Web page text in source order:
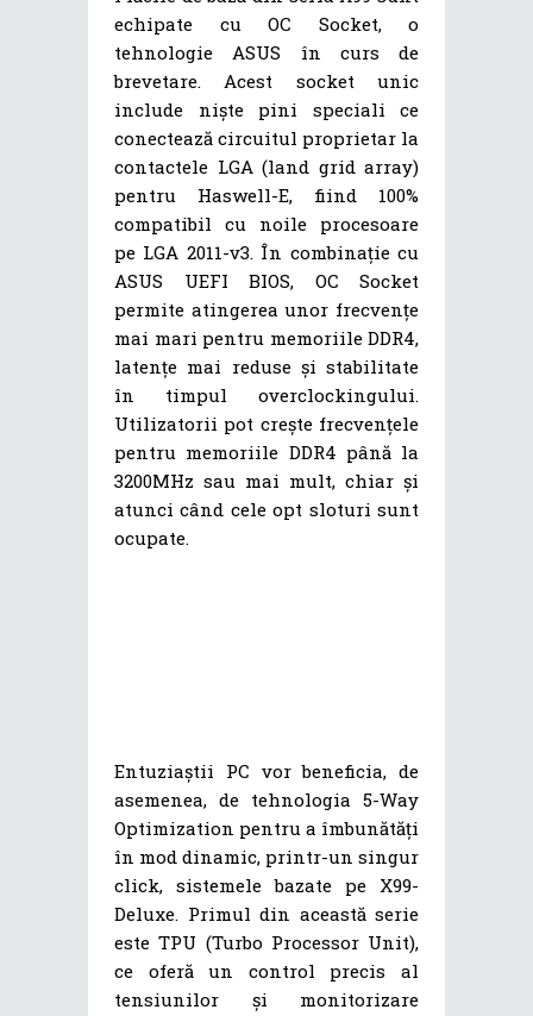
echipate cu OC Socket, o
tehnologie ASUS în curs de
brevetare. Acest socket unic
include niște pini speciali ce
conectează circuitul proprietar la
contactele LGA (land grid array)
pentru Haswell-E, fiind 100%
compatibil cu noile procesoare
pe LGA 2011-v3. În combinație cu
ASUS UEFI BIOS, OC Socket
permite atingerea unor frecvențe
mai mari pentru memoriile DDR4,
latențe mai reduse și stabilitate
în timpul overclockingului.
Utilizatorii pot crește frecvențele
pentru memoriile DDR4 până la
3200MHz sau mai mult, chiar și
atunci când cele opt sloturi sunt
ocupate.
Entuziaștii PC vor beneficia, de
asemenea, de tehnologia 5-Way
Optimization pentru a îmbunătăți
în mod dinamic, printr-un singur
click, sistemele bazate pe X99-
Deluxe. Primul din această serie
este TPU (Turbo Processor Unit),
ce oferă un control precis al
tensiunilor și monitorizare